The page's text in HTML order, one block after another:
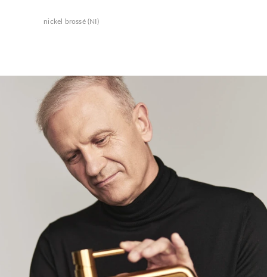
nickel brossé (NI)